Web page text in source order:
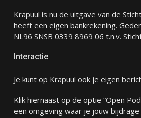
Krapuul is nu de uitgave van de
heeft een eigen bankrekening.
NL96 SNSB 0339 8969 06 t.n.v.
Interactie
Je kunt op Krapuul ook je eigen
Klik hiernaast op de optie “Open
een omgeving waar je jouw bijdrage